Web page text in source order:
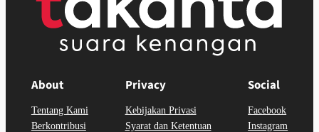
About
Tentang Kami
Berkontribusi
Privacy
Kebijakan Privasi
Syarat dan Ketentuan
Social
Facebook
Instagram